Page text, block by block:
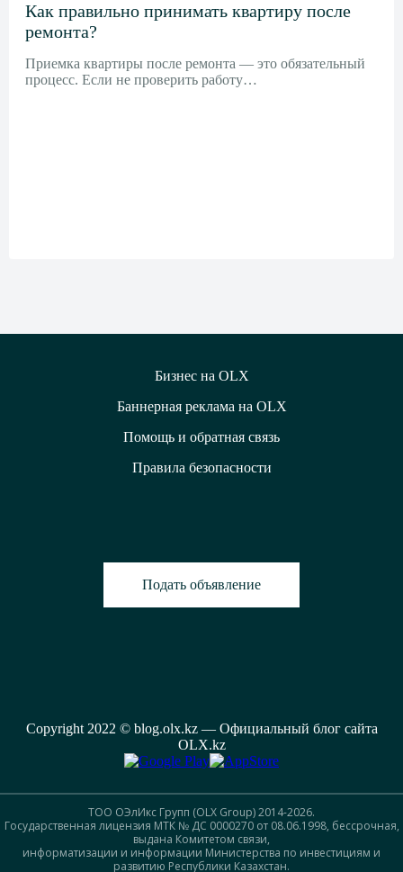
Как правильно принимать квартиру после
ремонта?
Приемка квартиры после ремонта — это обязательный
процесс. Если не проверить работу…
Подать объявление
Бизнес на OLX
Баннерная реклама на OLX
Помощь и обратная связь
Правила безопасности
Copyright 2022 © blog.olx.kz — Официальный блог сайта
OLX.kz
ТОО ОЭлИкс Групп (OLX Group) 2014-2026.
Государственная лицензия МТК № ДС 0000270 от 08.06.1998, бессрочная,
выдана Комитетом связи,
информатизации и информации Министерства по инвестициям и
развитию Республики Казахстан.